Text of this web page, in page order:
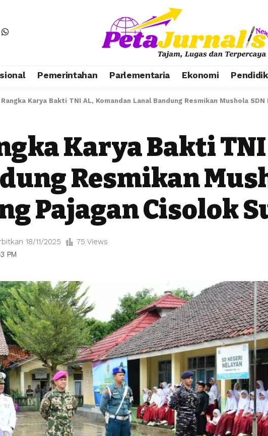
Pemerintahan Parlementaria Ekonomi
Rangka Karya Bakti TNI AL, Komandan Lanal Bandung Resmikan Mushola
Karya Bakti
Resmikan
Pajagan Cisolok
PM
18/11/2025 75 Views